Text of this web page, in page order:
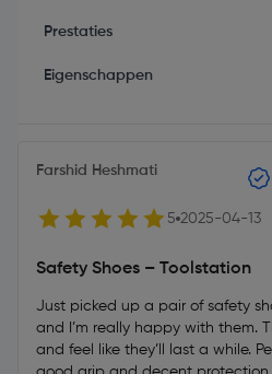
Prestaties
Eigenschappen
Farshid Heshmati
5 2025-04-13
Safety Shoes – Toolstation
Just picked up a pair of safety
and I’m really happy with them.
and feel like they’ll last a while.